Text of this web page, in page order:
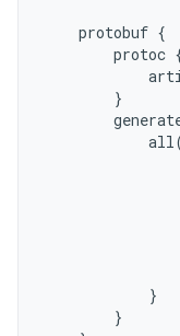
protobuf {
protoc
}
all
}
}